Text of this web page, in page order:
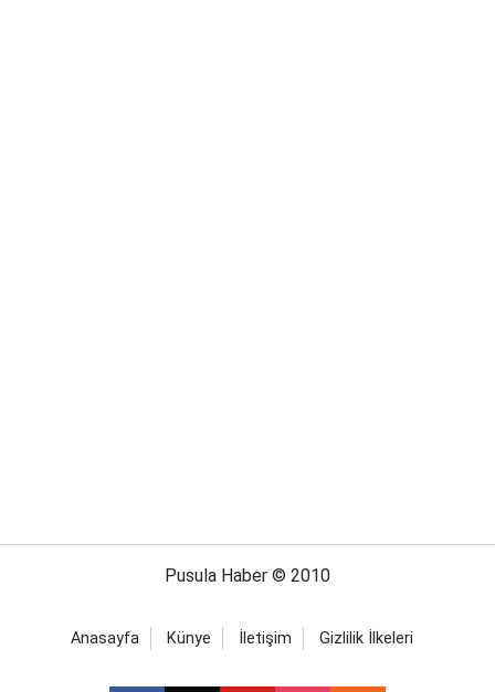
Pusula Haber © 2010
Anasayfa Künye İletişim Gizlilik İlkeleri